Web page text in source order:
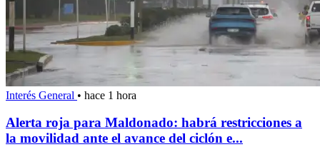
Interés General • hace 1 hora
Alerta roja para Maldonado: habrá restricciones a
la movilidad ante el avance del ciclón e...